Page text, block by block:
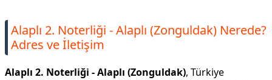
Alaplı 2. Noterliği - Alaplı (Zonguldak) Nerede?
Adres ve İletişim
Alaplı 2. Noterliği - Alaplı (Zonguldak), Türkiye